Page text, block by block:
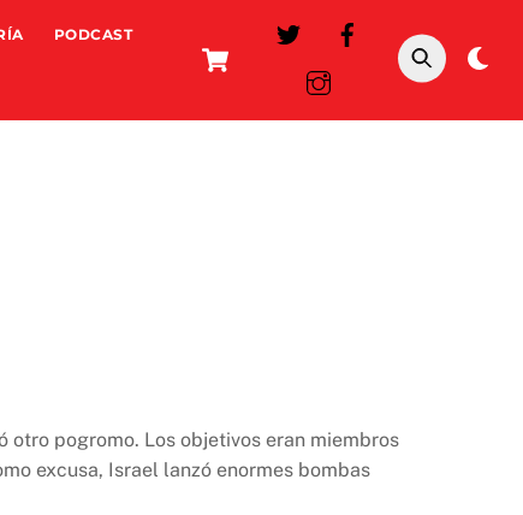
Cart
PODCAST
otro pogromo. Los objetivos eran miembros
excusa, Israel lanzó enormes bombas